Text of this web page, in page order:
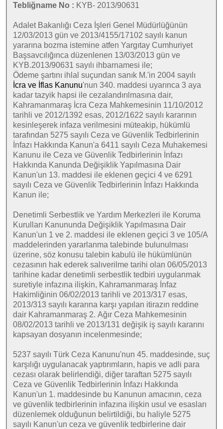
Tebliğname No : KYB- 2013/90631
Adalet Bakanlığı Ceza İşleri Genel Müdürlüğünün
12/03/2013 gün ve 2013/4155/17102 sayılı kanun
yararına bozma istemine atfen Yargıtay Cumhuriyet
Başsavcılığınca düzenlenen 13/03/2013 gün ve
KYB.2013/90631 sayılı ihbarnamesi ile;
Ödeme şartını ihlal suçundan sanık M.'in 2004 sayılı
İcra ve İflas Kanunu'nun 340. maddesi uyarınca 3 aya
kadar tazyik hapsi ile cezalandırılmasına dair,
Kahramanmaraş İcra Ceza Mahkemesinin 11/10/2012
tarihli ve 2012/1392 esas, 2012/1622 sayılı kararının
kesinleşerek infaza verilmesini müteakip, hükümlü
tarafından 5275 sayılı Ceza ve Güvenlik Tedbirlerinin
İnfazı Hakkında Kanun'a 6411 sayılı Ceza Muhakemesi
Kanunu ile Ceza ve Güvenlik Tedbirlerinin İnfazı
Hakkında Kanunda Değişiklik Yapılmasına Dair
Kanun'un 13. maddesi ile eklenen geçici 4 ve 6291
sayılı Ceza ve Güvenlik Tedbirlerinin İnfazı Hakkında
Kanun ile;
Denetimli Serbestlik ve Yardım Merkezleri ile Koruma
Kurulları Kanununda Değişiklik Yapılmasına Dair
Kanun'un 1 ve 2. maddesi ile eklenen geçici 3 ve 105/A
maddelerinden yararlanma talebinde bulunulması
üzerine, söz konusu talebin kabulü ile hükümlünün
cezasının hak ederek salıverilme tarihi olan 06/05/2013
tarihine kadar denetimli serbestlik tedbiri uygulanmak
suretiyle infazına ilişkin, Kahramanmaraş İnfaz
Hakimliğinin 06/02/2013 tarihli ve 2013/317 esas,
2013/313 sayılı kararına karşı yapılan itirazın reddine
dair Kahramanmaraş 2. Ağır Ceza Mahkemesinin
08/02/2013 tarihli ve 2013/131 değişik iş sayılı kararını
kapsayan dosyanın incelenmesinde;
5237 sayılı Türk Ceza Kanunu'nun 45. maddesinde, suç
karşılığı uygulanacak yaptırımların, hapis ve adli para
cezası olarak belirlendiği, diğer taraftan 5275 sayılı
Ceza ve Güvenlik Tedbirlerinin İnfazı Hakkında
Kanun'un 1. maddesinde bu Kanunun amacının, ceza
ve güvenlik tedbirlerinin infazına ilişkin usul ve esasları
düzenlemek olduğunun belirtildiği, bu haliyle 5275
sayılı Kanun'un ceza ve güvenlik tedbirlerine dair